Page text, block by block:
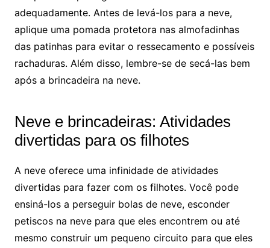
adequadamente. Antes de levá-los para a neve,
aplique uma pomada protetora nas almofadinhas
das patinhas para evitar o ressecamento e possíveis
rachaduras. Além disso, lembre-se de secá-las bem
após a brincadeira na neve.
Neve e brincadeiras: Atividades
divertidas para os filhotes
A neve oferece uma infinidade de atividades
divertidas para fazer com os filhotes. Você pode
ensiná-los a perseguir bolas de neve, esconder
petiscos na neve para que eles encontrem ou até
mesmo construir um pequeno circuito para que eles